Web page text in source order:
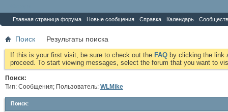
Главная страница форума Новые сообщения Справка Календарь
Поиск Результаты поиска
If this is your first visit, be sure to check out the FAQ by clicking the link
proceed. To start viewing messages, select the forum that you want to
Поиск:
Тип: Сообщения; Пользователь: WLMike
Поиск: